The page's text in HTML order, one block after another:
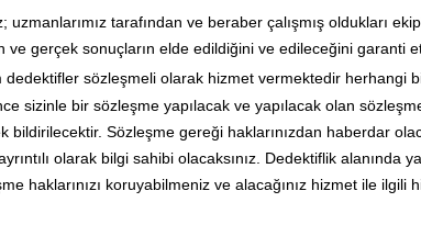
tarafından ve beraber çalışmış oldukları
gerçek sonuçların elde edildiğini ve edileceğini garanti
sözleşmeli olarak hizmet vermektedir herhangi
sizinle bir sözleşme yapılacak ve yapılacak olan
Sözleşme gereği haklarınızdan haberdar
olarak bilgi sahibi olacaksınız. Dedektiflik alanında
haklarınızı koruyabilmeniz ve alacağınız hizmet ile ilgili